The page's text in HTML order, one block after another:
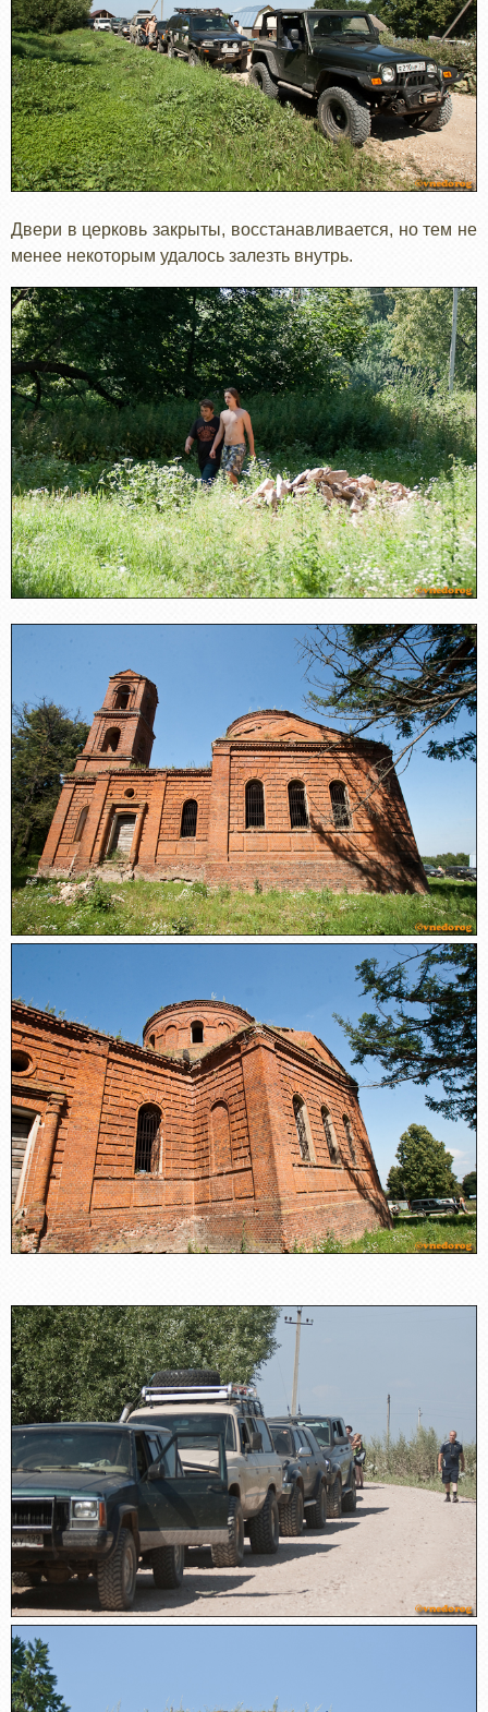
Двери в церковь закрыты, восстанавливается, но тем не
менее некоторым удалось залезть внутрь.